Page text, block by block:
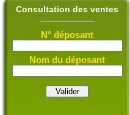
Consultation des ventes
N° déposant
Nom du déposant